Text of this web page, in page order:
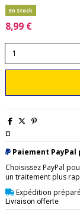
En Stock
8,99 €
¤
Paiement
Choisissez PayPal
un traitement plus
Expédition
Livraison offerte